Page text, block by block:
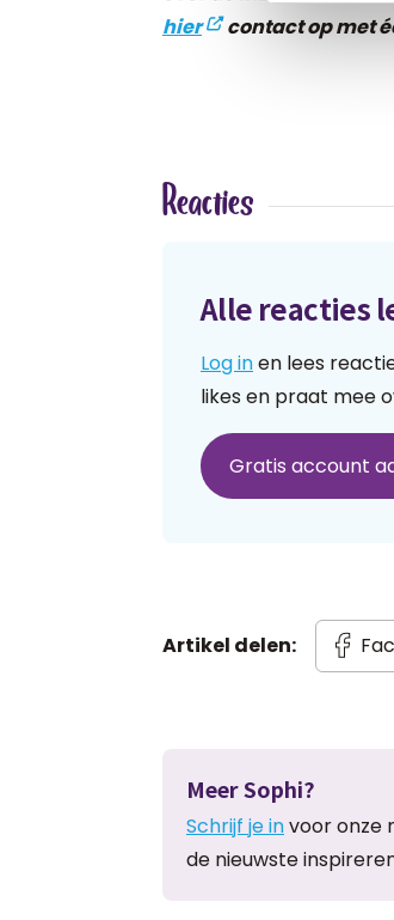
hier
contact op met
Reacties
Alle reacties
Log inen lees
likes en praat mee
Gratis account
Artikel delen:
Meer Sophi?
Schrijf je invoor onze
de nieuwste